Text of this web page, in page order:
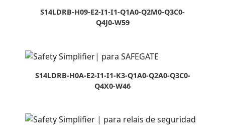
S14LDRB-H09-E2-I1-I1-Q1A0-Q2M0-Q3C0-
Q4J0-W59
S14LDRB-H0A-E2-I1-I1-K3-Q1A0-Q2A0-Q3C0-
Q4X0-W46